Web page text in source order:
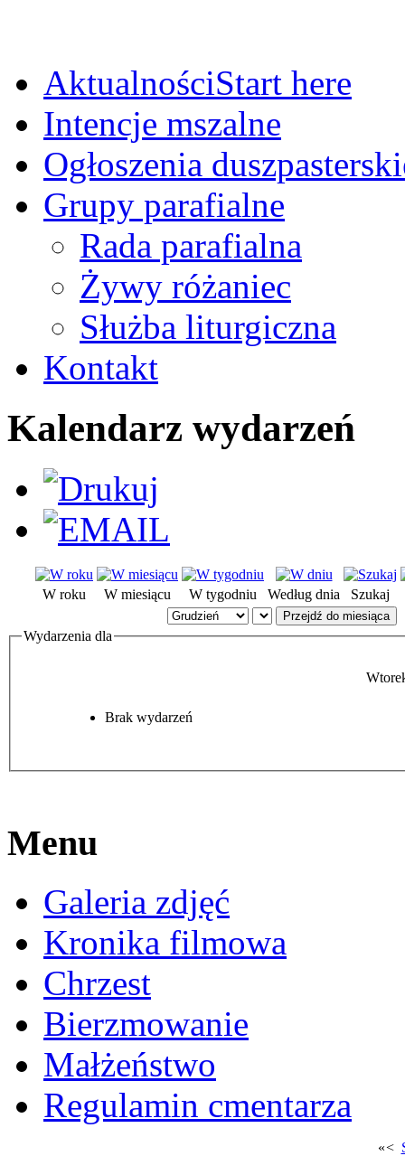
AktualnościStart here
Intencje mszalne
Ogłoszenia
Grupy parafialne
Rada parafialna
Żywy różaniec
Służba liturgiczna
Kontakt
Kalendarz wydarzeń
W roku W miesiącu W tygodniu Według dnia Szukaj
Przejdź do miesiąca
Wydarzenia dla
Brak wydarzeń
Menu
Galeria zdjęć
Kronika filmowa
Chrzest
Bierzmowanie
Małżeństwo
Regulamin cmentarza
«<